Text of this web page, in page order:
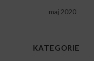
maj 2020
KATEGORIE